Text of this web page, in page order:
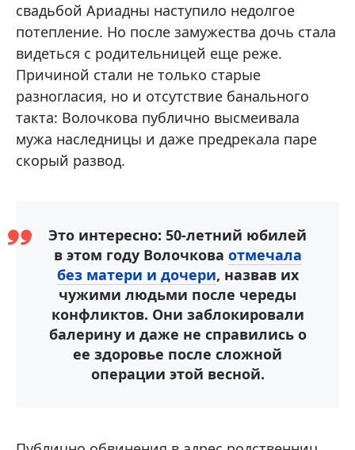
свадьбой Ариадны наступило недолгое
потепление. Но после замужества дочь стала
видеться с родительницей еще реже.
Причиной стали не только старые
разногласия, но и отсутствие банального
такта: Волочкова публично высмеивала
мужа наследницы и даже предрекала паре
скорый развод.
Это интересно: 50-летний юбилей
в этом году Волочкова отмечала
без матери и дочери, назвав их
чужими людьми после череды
конфликтов. Они заблокировали
балерину и даже не справились о
ее здоровье после сложной
операции этой весной.